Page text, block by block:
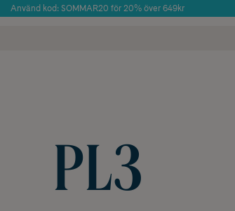
Använd kod: SOMMAR20 för 20% över 649kr
PL3